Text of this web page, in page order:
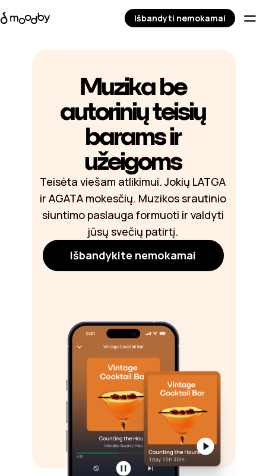
Muzika be
autorinių teisių
barams ir
užeigoms
Teisėta viešam atlikimui. Jokių LATGA
ir AGATA mokesčių. Muzikos srautinio
siuntimo paslauga formuoti ir valdyti
jūsų svečių patirtį.
Išbandykite nemokamai
Išbandyti nemokamai